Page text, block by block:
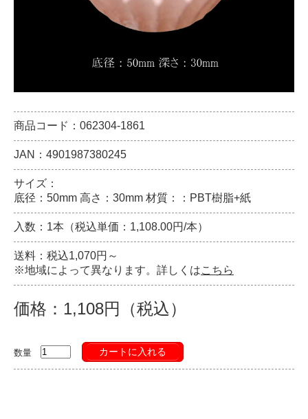
商品コード：062304-1861
JAN：4901987380245
サイズ：
底径：50mm 高さ：30mm 材質：：PBT樹脂+紙
入数：1本（税込単価：1,108.00円/本）
送料：税込1,070円～
※地域によって異なります。詳しくはこちら
価格：1,108円（税込）
数量 カートに入れる